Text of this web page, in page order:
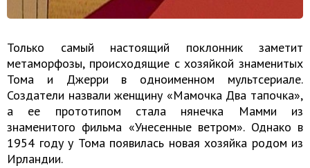
Только самый настоящий поклонник заметит
метаморфозы, происходящие с хозяйкой знаменитых
Тома и Джерри в одноименном мультсериале.
Создатели назвали женщину «Мамочка Два тапочка»,
а ее прототипом стала нянечка Мамми из
знаменитого фильма «Унесенные ветром». Однако в
1954 году у Тома появилась новая хозяйка родом из
Ирландии.